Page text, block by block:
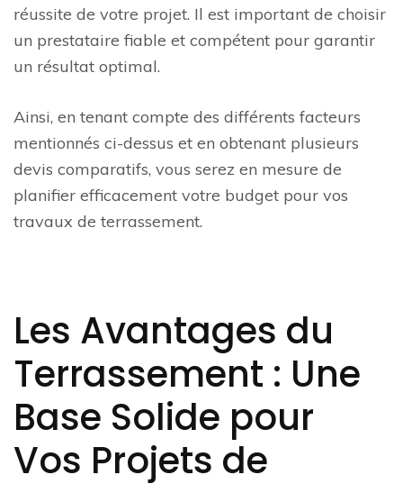
réussite de votre projet. Il est important de choisir
un prestataire fiable et compétent pour garantir
un résultat optimal.
Ainsi, en tenant compte des différents facteurs
mentionnés ci-dessus et en obtenant plusieurs
devis comparatifs, vous serez en mesure de
planifier efficacement votre budget pour vos
travaux de terrassement.
Les Avantages du
Terrassement : Une
Base Solide pour
Vos Projets de